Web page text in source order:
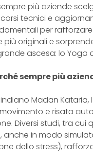
più aziende
tecnici e
per
originali e
ascesa: lo Yoga
sempre più
Madan
e risata
Diversi studi, tra
anche in modo
dello stress),